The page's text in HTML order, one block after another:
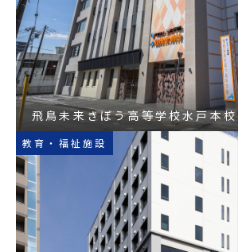
飛鳥未来きぼう高等学校水戸本校
教育・福祉施設